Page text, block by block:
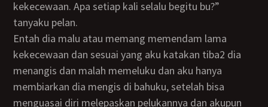
kekecewaan. Apa setiap kali selalu begitu bu?”
tanyaku pelan.
Entah dia malu atau memang memendam lama
kekecewaan dan sesuai yang aku katakan tiba2 dia
menangis dan malah memeluku dan aku hanya
membiarkan dia mengis di bahuku, setelah bisa
menguasai diri melepaskan pelukannya dan akupun